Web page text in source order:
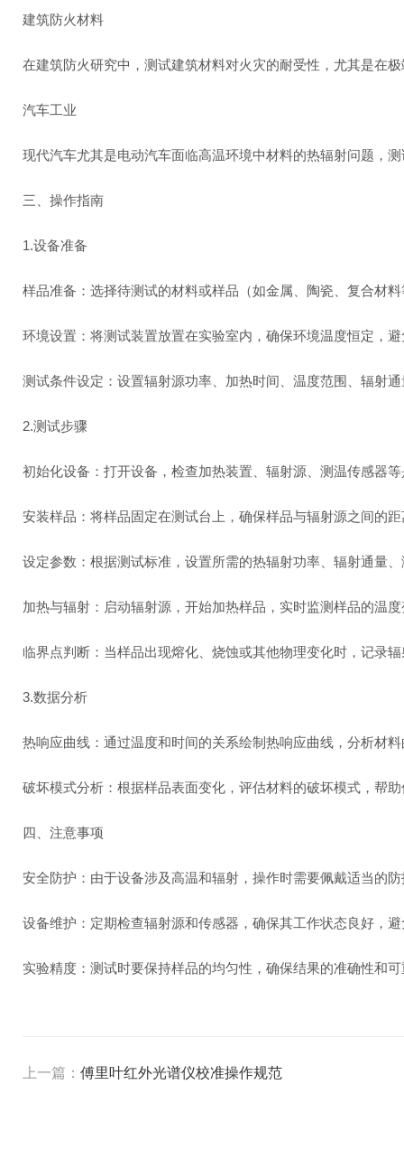
建筑防火材料
在建筑防火研究中，测试建筑材料对火灾的耐受性，尤其是在
汽车工业
现代汽车尤其是电动汽车面临高温环境中材料的热辐射问题，
三、操作指南
1.设备准备
样品准备：选择待测试的材料或样品（如金属、陶瓷、复合材
环境设置：将测试装置放置在实验室内，确保环境温度恒定，
测试条件设定：设置辐射源功率、加热时间、温度范围、辐射
2.测试步骤
初始化设备：打开设备，检查加热装置、辐射源、测温传感器
安装样品：将样品固定在测试台上，确保样品与辐射源之间的
设定参数：根据测试标准，设置所需的热辐射功率、辐射通量
加热与辐射：启动辐射源，开始加热样品，实时监测样品的温
临界点判断：当样品出现熔化、烧蚀或其他物理变化时，记录
3.数据分析
热响应曲线：通过温度和时间的关系绘制热响应曲线，分析材
破坏模式分析：根据样品表面变化，评估材料的破坏模式，帮
四、注意事项
安全防护：由于设备涉及高温和辐射，操作时需要佩戴适当的
设备维护：定期检查辐射源和传感器，确保其工作状态良好，
实验精度：测试时要保持样品的均匀性，确保结果的准确性和
上一篇： 傅里叶红外光谱仪校准操作规范